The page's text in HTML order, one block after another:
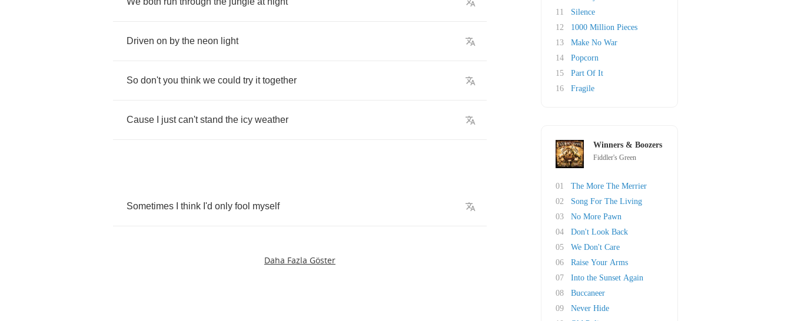
Driven on by the neon light
So don't you think we could try it together
Cause just can't stand the icy weather
Sometimes think I'd only fool myself
Daha Fazla Göster
11
Silence
12
1000 Million Pieces
13
Make No War
14
Popcorn
15
Part Of It
16
Fragile
Winners & Boozers
Fiddler's Green
01
The More The Merrier
02
Song For The Living
03
No More Pawn
04
Don't Look Back
05
We Don't Care
06
Raise Your Arms
07
Into the Sunset Again
08
Buccaneer
09
Never Hide